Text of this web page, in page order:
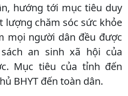
hướng tới mục tiêu duy
lượng chăm sóc sức khỏe
mọi người dân đều được
an sinh xã hội của
Mục tiêu của tỉnh đến
BHYT đến toàn dân.